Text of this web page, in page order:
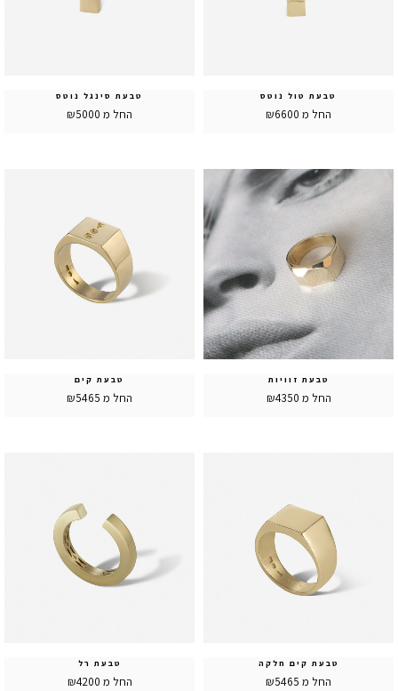
טבעת טול נוטס
החל מ ₪6600
טבעת סינגל נוטס
החל מ ₪5000
טבעת זוויות
החל מ ₪4350
טבעת קים
החל מ ₪5465
טבעת קים חלקה
החל מ ₪5465
טבעת רל
החל מ ₪4200